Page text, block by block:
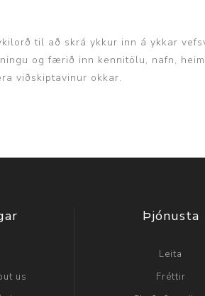
til að skrá ykkur inn á ykkar
og færið inn kennitölu, nafn,
viðskiptavinur okkar.
us
Þjónusta
Leita
Fréttir